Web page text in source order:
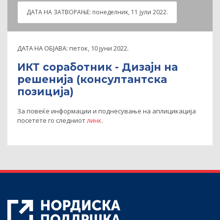
ДАТА НА ЗАТВOРАЊЕ: понеделник, 11 јули 2022.
ДАТА НА ОБЈАВА: петок, 10 јуни 2022.
ИКТ соработник - Дизајн на
решенија (консултантска
позиција)
За повеќе информации и поднесување на аплицикација
посетете го следниотлинк.